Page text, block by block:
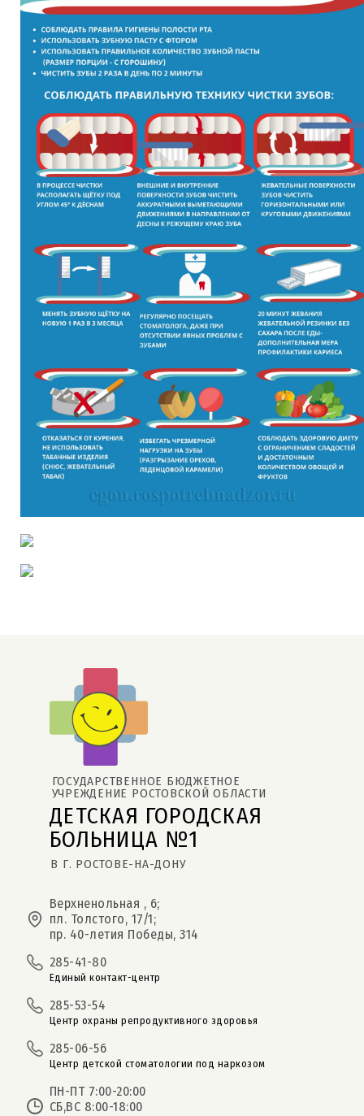
ДЕТСКАЯ ГОРОДСКАЯ
БОЛЬНИЦА №1
В Г. РОСТОВЕ-НА-ДОНУ
ГОСУДАРСТВЕННОЕ БЮДЖЕТНОЕ
УЧРЕЖДЕНИЕ РОСТОВСКОЙ ОБЛАСТИ
Верхненольная , 6;
пл. Толстого, 17/1;
пр. 40-летия Победы, 314
285-41-80
Единый контакт-центр
285-53-54
Центр охраны репродуктивного здоровья
285-06-56
Центр детской стоматологии под наркозом
ПН-ПТ 7:00-20:00
СБ,ВС 8:00-18:00